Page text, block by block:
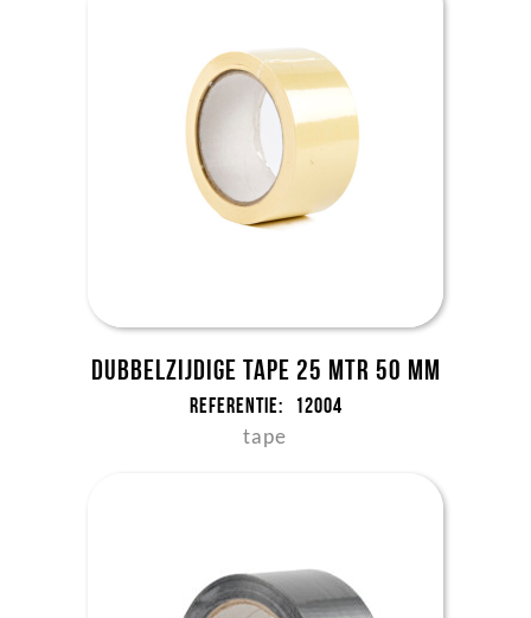
Dubbelzijdige tape 25 mtr 50 mm
Referentie: 12004
tape